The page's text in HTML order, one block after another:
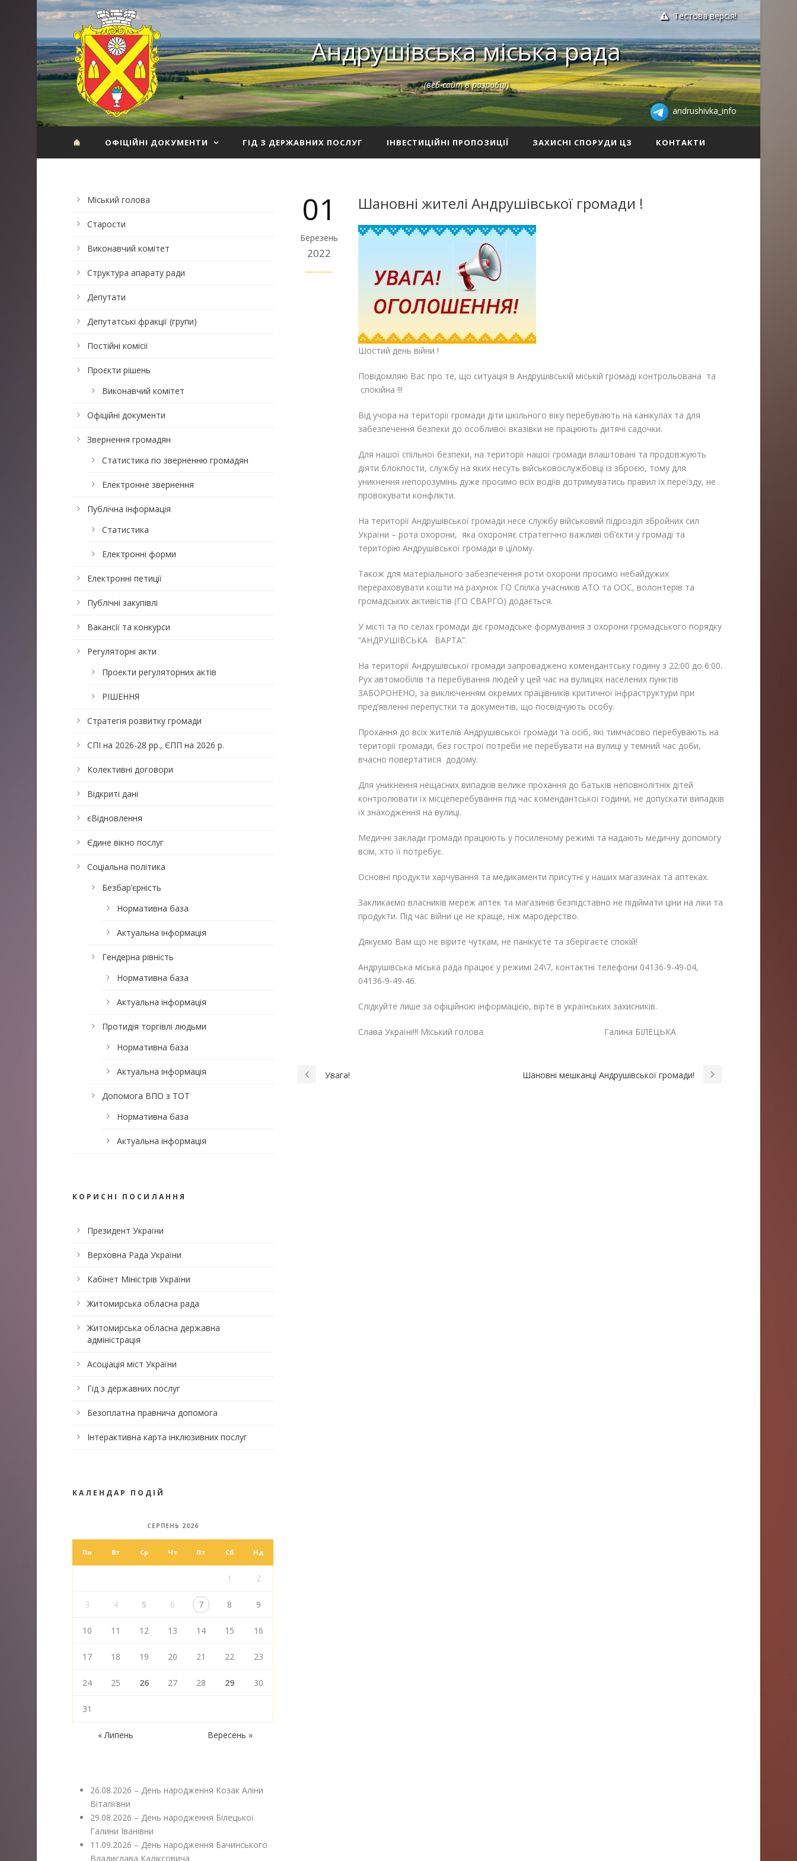
Тестова версія!
Андрушівська міська рада
(веб-сайт в розробці)
andrushivka_info
ОФІЦІЙНІ ДОКУМЕНТИ ГІД З ДЕРЖАВНИХ ПОСЛУГ ІНВЕСТИЦІЙНІ ПРОПОЗИЦІЇ ЗАХИСНІ СПОРУДИ ЦЗ КОНТАКТИ
01
Березень
2022
Шановні жителі Андрушівської громади !
Шостий день війни !
Повідомляю Вас про те, що ситуація в Андрушівській міській громаді контрольована та
спокійна !!!
Від учора на території громади діти шкільного віку перебувають на канікулах та для
забезпечення безпеки до особливої вказівки не працюють дитячі садочки.
Для нашої спільної безпеки, на території нашої громади влаштовані та продовжують
діяти блокпости, службу на яких несуть військовослужбовці із зброєю, тому для
уникнення непорозумінь дуже просимо всіх водіїв дотримуватись правил їх переїзду, не
провокувати конфлікти.
На території Андрушівської громади несе службу військовий підрозділ збройних сил
України – рота охорони, яка охороняє стратегічно важливі об’єкти у громаді та
територію Андрушівської громади в цілому.
Також для матеріального забезпечення роти охорони просимо небайдужих
перераховувати кошти на рахунок ГО Спілка учасників АТО та ООС, волонтерів та
громадських активістів (ГО СВАРГО) додається.
У місті та по селах громади діє громадське формування з охорони громадського порядку
“АНДРУШІВСЬКА ВАРТА”.
На території Андрушівської громади запроваджено комендантську годину з 22:00 до 6:00.
Рух автомобілів та перебування людей у цей час на вулицях населених пунктів
ЗАБОРОНЕНО, за виключенням окремих працівників критичної інфраструктури при
пред’явленні перепустки та документів, що посвідчують особу.
Прохання до всіх жителів Андрушівської громади та осіб, які тимчасово перебувають на
території громади, без гострої потреби не перебувати на вулиці у темний час доби,
вчасно повертатися додому.
Для уникнення нещасних випадків велике прохання до батьків неповнолітніх дітей
контролювати їх місцеперебування під час комендантської години, не допускати випадків
їх знаходження на вулиці.
Медичні заклади громади працюють у посиленому режимі та надають медичну допомогу
всім, хто її потребує.
Основні продукти харчування та медикаменти присутні у наших магазинах та аптеках.
Закликаємо власників мереж аптек та магазинів безпідставно не підіймати ціни на ліки та
продукти. Під час війни це не краще, ніж мародерство.
Дякуємо Вам що не вірите чуткам, не панікуєте та зберігаєте спокій!
Андрушівська міська рада працює у режимі 24\7, контактні телефони 04136-9-49-04,
04136-9-49-46.
Слідкуйте лише за офіційною інформацією, вірте в українських захисників.
Слава Україні!!! Міський голова Галина БІЛЕЦЬКА
Увага! Шановні мешканці Андрушівської громади!
Міський голова
Старости
Виконавчий комітет
Структура апарату ради
Депутати
Депутатські фракції (групи)
Постійні комісії
Проєкти рішень
Виконавчий комітет
Офіційні документи
Звернення громадян
Статистика по зверненню громадян
Електронне звернення
Публічна інформація
Статистика
Електронні форми
Електронні петиції
Публічні закупівлі
Вакансії та конкурси
Регуляторні акти
Проекти регуляторних актів
РІШЕННЯ
Стратегія розвитку громади
СПІ на 2026-28 рр., ЄПП на 2026 р.
Колективні договори
Відкриті дані
єВідновлення
Єдине вікно послуг
Соціальна політика
Безбар’єрність
Нормативна база
Актуальна інформація
Гендерна рівність
Нормативна база
Актуальна інформація
Протидія торгівлі людьми
Нормативна база
Актуальна інформація
Допомога ВПО з ТОТ
Нормативна база
Актуальна інформація
КОРИСНІ ПОСИЛАННЯ
Президент України
Верховна Рада України
Кабінет Міністрів України
Житомирська обласна рада
Житомирська обласна державна
адміністрація
Асоціація міст України
Гід з державних послуг
Безоплатна правнича допомога
Інтерактивна карта інклюзивних послуг
КАЛЕНДАР ПОДІЙ
СЕРПЕНЬ 2026
Пн Вт Ср Чт Пт Сб Нд
1 2
3 4 5 6 7 8 9
10 11 12 13 14 15 16
17 18 19 20 21 22 23
24 25 26 27 28 29 30
31
« Липень Вересень »
26.08.2026 – День народження Козак Аліни
Віталіївни
29.08.2026 – День народження Білецької
Галини Іванівни
11.09.2026 – День народження Бачинського
Владислава Каліксовича